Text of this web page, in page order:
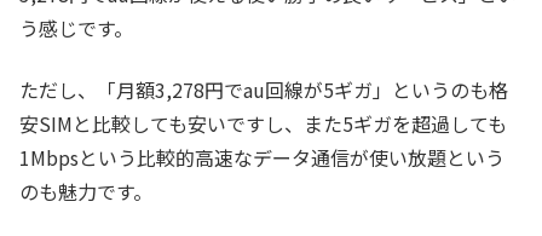
う感じです。
ただし、「月額3,278円でau回線が5ギガ」というのも格
安SIMと比較しても安いですし、また5ギガを超過しても
1Mbpsという比較的高速なデータ通信が使い放題という
のも魅力です。